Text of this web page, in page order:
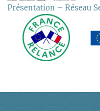
Présentation – Réseau